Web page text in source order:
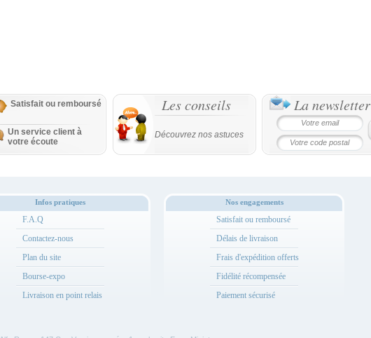
Satisfait ou remboursé
Un service client à
votre écoute
Les conseils
Découvrez nos astuces
La newsletter
Infos pratiques
F.A.Q
Contactez-nous
Plan du site
Bourse-expo
Livraison en point relais
Nos engagements
Satisfait ou remboursé
Délais de livraison
Frais d'expédition offerts
Fidélité récompensée
Paiement sécurisé